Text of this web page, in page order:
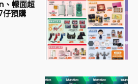
幪面超
仔預購